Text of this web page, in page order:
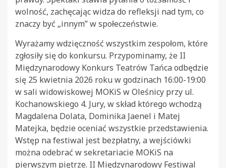
wolność, zachęcając widza do refleksji nad tym, co
znaczy być „innym” w społeczeństwie.
Wyrażamy wdzięczność wszystkim zespołom, które
zgłosiły się do konkursu. Przypominamy, że II
Międzynarodowy Konkurs Teatrów Tańca odbędzie
się 25 kwietnia 2026 roku w godzinach 16:00-19:00
w sali widowiskowej MOKiS w Oleśnicy przy ul.
Kochanowskiego 4. Jury, w skład którego wchodzą
Magdalena Dolata, Dominika Jaenel i Matej
Matejka, będzie oceniać wszystkie przedstawienia.
Wstęp na festiwal jest bezpłatny, a wejściówki
można odebrać w sekretariacie MOKiS na
pierwszym piętrze. II Międzynarodowy Festiwal